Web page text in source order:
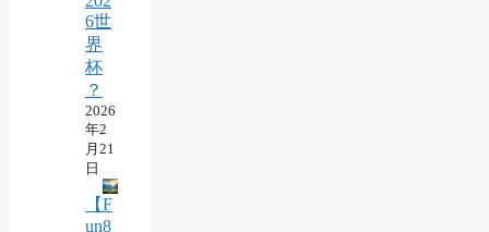
6世
界
杯
？
2026
年2
月21
日
【F
un8